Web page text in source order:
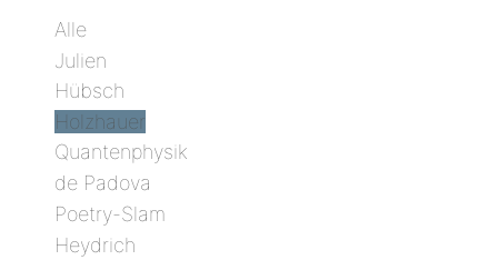
Alle
Julien
Hübsch
Holzhauer
Quantenphysik
de Padova
Poetry-Slam
Heydrich